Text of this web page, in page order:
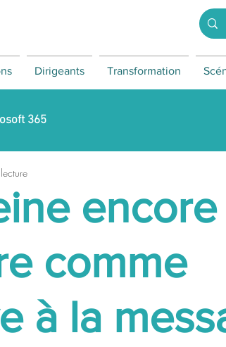
Dirigeants Transformation
365
encore
comme
à la